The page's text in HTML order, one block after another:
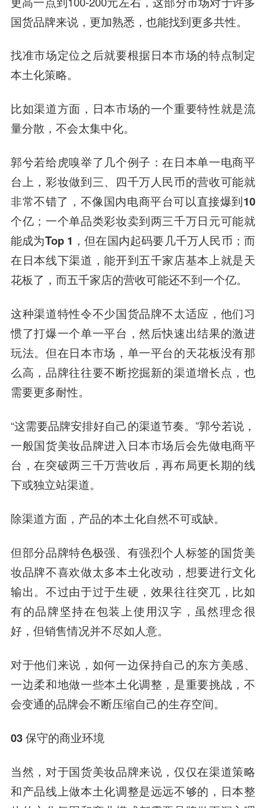
国货品牌来说，更加熟悉，也能找到更多共性。
找准市场定位之后就要根据日本市场的特点制定
本土化策略。
比如渠道方面，日本市场的一个重要特性就是流
量分散，不会太集中化。
郭兮若给虎嗅举了几个例子：在日本单一电商平
台上，彩妆做到三、四千万人民币的营收可能就
非常不错了，不像国内电商平台可以直接爆到10
个亿；一个单品类彩妆卖到两三千万日元可能就
能成为Top 1，但在国内起码要几千万人民币；而
在日本线下渠道，能开到五千家店基本上就是天
花板了，而五千家店的营收可能还不到一个亿。
这种渠道特性令不少国货品牌不太适应，他们习
惯了打爆一个单一平台，然后快速出结果的激进
玩法。但在日本市场，单一平台的天花板没有那
么高，品牌往往要不断挖掘新的渠道增长点，也
需要更多耐性。
“这需要品牌安排好自己的渠道节奏。”郭兮若说，
一般国货美妆品牌进入日本市场后会先做电商平
台，在突破两三千万营收后，再布局更长期的线
下或独立站渠道。
除渠道方面，产品的本土化自然不可或缺。
但部分品牌特色极强、有强烈个人标签的国货美
妆品牌不喜欢做太多本土化改动，想要进行文化
输出。不过由于过于生硬，效果往往突兀，比如
有的品牌坚持在包装上使用汉字，虽然理念很
好，但销售情况并不尽如人意。
对于他们来说，如何一边保持自己的东方美感、
一边柔和地做一些本土化调整，是重要挑战，不
会变通的品牌会不断压缩自己的生存空间。
03 保守的商业环境
当然，对于国货美妆品牌来说，仅仅在渠道策略
和产品线上做本土化调整是远远不够的，日本整